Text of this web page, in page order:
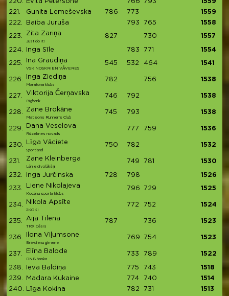
221.
Gunita Lemeševska 786 773
1559
222.
Baiba Juruša 793 765 1558
223. Zita Zariņa
Just do it!
827 730 1557
224. Inga Sīle 783 771 1554
225. Ina Graudiņa
VSK NOSKRIEN VĀVERES
545 532 464 1541
226. Inga Ziediņa
Maratona klubs
782 756 1538
227. Viktorija Čerņavska
Bigbank
746 792 1538
228. Zane Brokāne
Matisons Runner's Club
745 793 1538
229. Dana Veselova
Rēzeknes novads
777 759 1536
230. Līga Vāciete
Sportland
750 782 1532
231. Zane Kleinberga
Lēnie divplākšņi
749 781 1530
232. Inga Jurčinska 728 798 1526
233. Liene Nikolajeva
Kocēnu sporta klubs
796 729 1525
234. Nikola Apsīte
2KOKI
772 752 1524
235. Aija Tilena
TRX Cēsis
787 736 1523
236. Ilona Viļumsone
Brīvdienu ģimene
769 754 1523
237. Elīna Balode
DNB banka
733 789 1522
238. Ieva Baldiņa 775 743
1518
239.
Madara Kukaine 774 740
1514
240.
Līga Kokina 782 731 1513